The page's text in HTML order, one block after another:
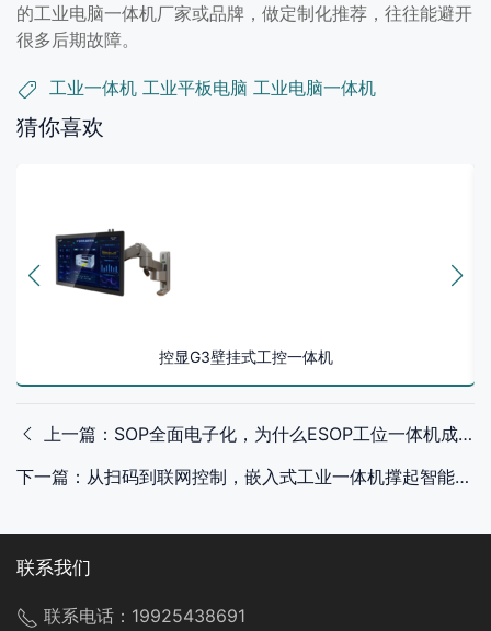
的工业电脑一体机厂家或品牌，做定制化推荐，往往能避开
很多后期故障。
工业一体机 工业平板电脑 工业电脑一体机
猜你喜欢
控显G3壁挂式工控一体机
上一篇：SOP全面电子化，为什么ESOP工位一体机成了制造业刚需？
下一篇：从扫码到联网控制，嵌入式工业一体机撑起智能售卖的底层逻辑
联系我们
联系电话： 19925438691